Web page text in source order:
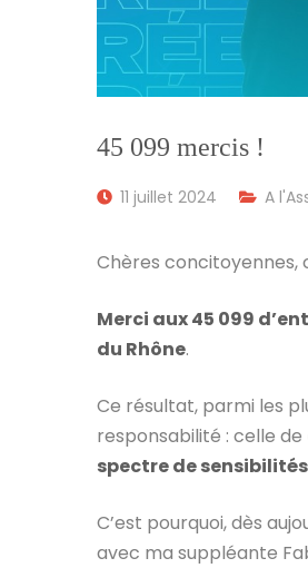
45 099 mercis !
11 juillet 2024 A
Chères concitoyennes,
Merci aux 45 099
du Rhône.
Ce résultat, parmi les
responsabilité : celle de
spectre de
C’est pourquoi, dès
avec ma suppléante